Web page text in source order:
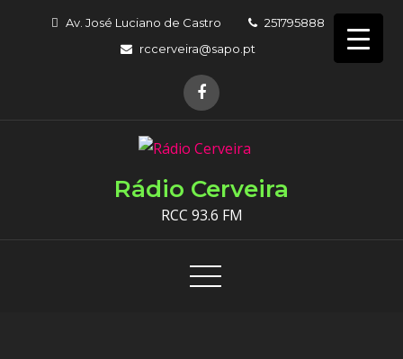
Av. José Luciano de Castro
251795888
rccerveira@sapo.pt
Rádio Cerveira
RCC 93.6 FM